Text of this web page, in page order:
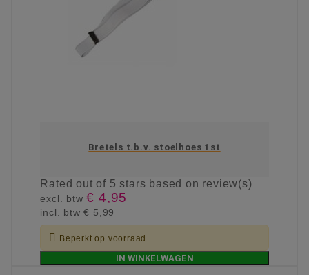
Bretels t.b.v. stoelhoes 1st
Ratedout of 5 stars based on review(s)
excl. btw€ 4,95
incl. btw€ 5,99
 Beperkt op voorraad
IN WINKELWAGEN